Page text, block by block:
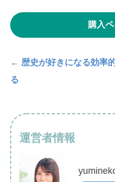
購入
← 歴史が好きになる効率
る
運営者情報